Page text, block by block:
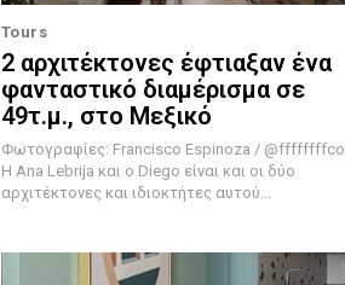
Tours
2 αρχιτέκτονες έφτιαξαν ένα
φανταστικό διαμέρισμα σε
49τ.μ., στο Μεξικό
Φωτογραφίες: Francisco Espinoza / @ffffffffco
Η Ana Lebrija και ο Diego είναι και οι δύο
αρχιτέκτονες και ιδιοκτήτες αυτού...